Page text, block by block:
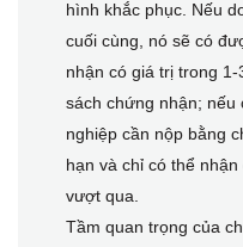
hình khắc phục. Nếu
cuối cùng, nó sẽ có
nhận có giá trị trong
sách chứng nhận; nếu
nghiệp cần nộp bằng
hạn và chỉ có thể
vượt qua.
Tầm quan trọng của